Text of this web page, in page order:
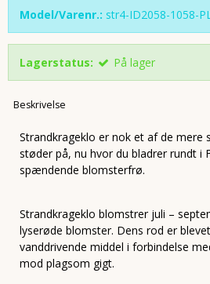
Model/Varenr.: str4-ID2058-1058-PL
Lagerstatus: På lager
Beskrivelse
Strandkrageklo er nok et af de mere
støder på, nu hvor du bladrer rundt i
spændende blomsterfrø.
Strandkrageklo blomstrer juli –
lyserøde blomster. Dens rod er
vanddrivende middel i forbindelse
mod plagsom gigt.